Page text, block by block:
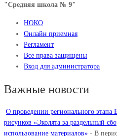
"Средняя школа № 9"
НОКО
Онлайн приемная
Регламент
Все права защищены
Вход для администратора
Важные новости
О проведении регионального этапа
рисунков «Эколята за раздельный
использование материалов» - В